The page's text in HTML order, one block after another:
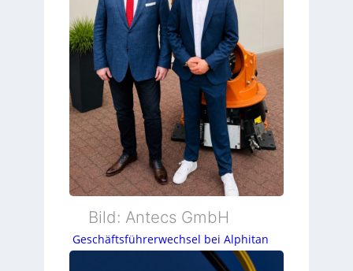
Bild: Antecs GmbH
Geschäftsführerwechsel bei Alphitan